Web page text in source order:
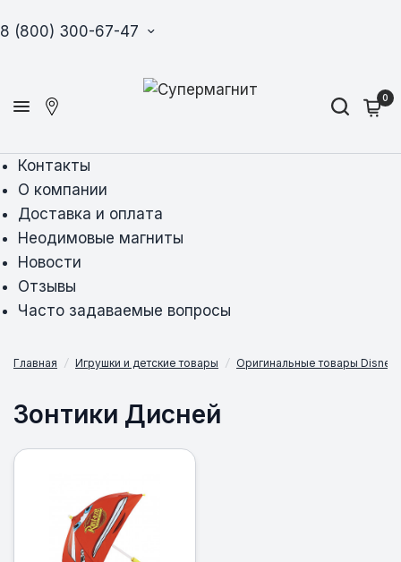
8 (800) 300-67-47
0
Контакты
О компании
Доставка и оплата
Неодимовые магниты
Новости
Отзывы
Часто задаваемые вопросы
Главная / Игрушки и детские товары / Оригинальные товары Disney
Зонтики Дисней